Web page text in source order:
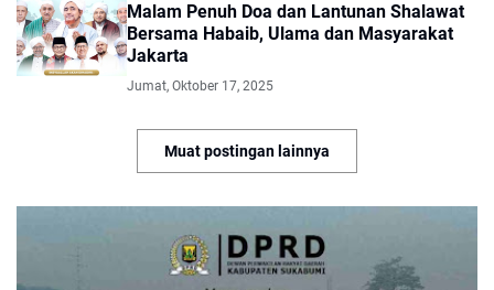
Malam Penuh Doa dan Lantunan Shalawat
Bersama Habaib, Ulama dan Masyarakat
Jakarta
Jumat, Oktober 17, 2025
Muat postingan lainnya